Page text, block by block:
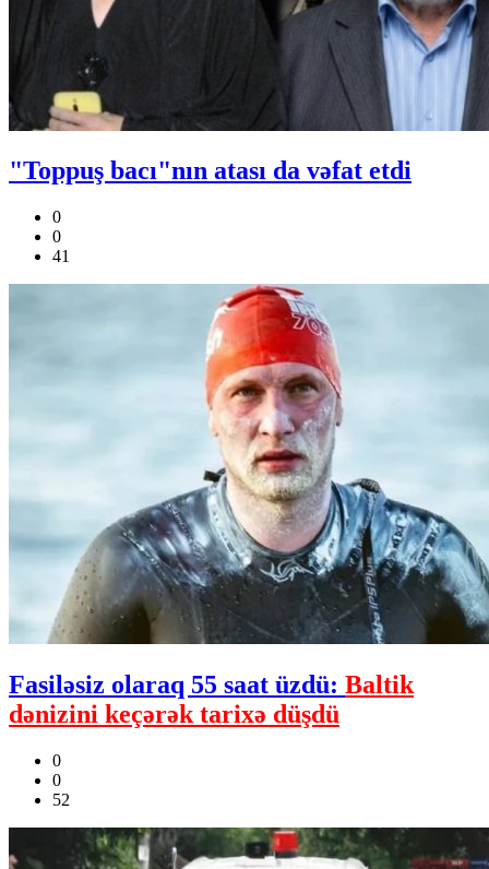
"Toppuş bacı"nın atası da vəfat etdi
0
0
41
Fasiləsiz olaraq 55 saat üzdü: Baltik
dənizini keçərək tarixə düşdü
0
0
52